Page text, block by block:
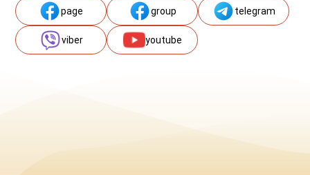
page group telegram
viber youtube